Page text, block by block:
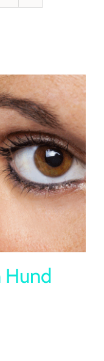
Kontakt
Warenkorb
Mein Konto
Hund